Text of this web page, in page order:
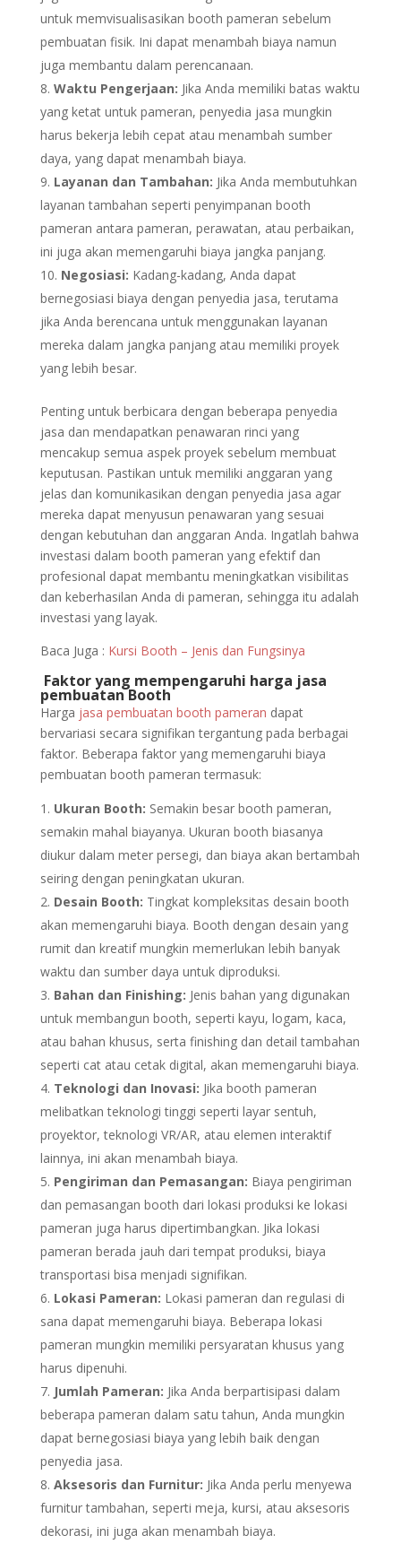
untuk memvisualisasikan booth pameran sebelum
pembuatan fisik. Ini dapat menambah biaya namun
juga membantu dalam perencanaan.
Waktu Pengerjaan: Jika Anda memiliki batas waktu
yang ketat untuk pameran, penyedia jasa mungkin
harus bekerja lebih cepat atau menambah sumber
daya, yang dapat menambah biaya.
Layanan dan Tambahan: Jika Anda membutuhkan
layanan tambahan seperti penyimpanan booth
pameran antara pameran, perawatan, atau perbaikan,
ini juga akan memengaruhi biaya jangka panjang.
Negosiasi: Kadang-kadang, Anda dapat
bernegosiasi biaya dengan penyedia jasa, terutama
jika Anda berencana untuk menggunakan layanan
mereka dalam jangka panjang atau memiliki proyek
yang lebih besar.
Penting untuk berbicara dengan beberapa penyedia
jasa dan mendapatkan penawaran rinci yang
mencakup semua aspek proyek sebelum membuat
keputusan. Pastikan untuk memiliki anggaran yang
jelas dan komunikasikan dengan penyedia jasa agar
mereka dapat menyusun penawaran yang sesuai
dengan kebutuhan dan anggaran Anda. Ingatlah bahwa
investasi dalam booth pameran yang efektif dan
profesional dapat membantu meningkatkan visibilitas
dan keberhasilan Anda di pameran, sehingga itu adalah
investasi yang layak.
Baca Juga : Kursi Booth – Jenis dan Fungsinya
Faktor yang mempengaruhi harga jasa
pembuatan Booth
Harga jasa pembuatan booth pameran dapat
bervariasi secara signifikan tergantung pada berbagai
faktor. Beberapa faktor yang memengaruhi biaya
pembuatan booth pameran termasuk:
Ukuran Booth: Semakin besar booth pameran,
semakin mahal biayanya. Ukuran booth biasanya
diukur dalam meter persegi, dan biaya akan bertambah
seiring dengan peningkatan ukuran.
Desain Booth: Tingkat kompleksitas desain booth
akan memengaruhi biaya. Booth dengan desain yang
rumit dan kreatif mungkin memerlukan lebih banyak
waktu dan sumber daya untuk diproduksi.
Bahan dan Finishing: Jenis bahan yang digunakan
untuk membangun booth, seperti kayu, logam, kaca,
atau bahan khusus, serta finishing dan detail tambahan
seperti cat atau cetak digital, akan memengaruhi biaya.
Teknologi dan Inovasi: Jika booth pameran
melibatkan teknologi tinggi seperti layar sentuh,
proyektor, teknologi VR/AR, atau elemen interaktif
lainnya, ini akan menambah biaya.
Pengiriman dan Pemasangan: Biaya pengiriman
dan pemasangan booth dari lokasi produksi ke lokasi
pameran juga harus dipertimbangkan. Jika lokasi
pameran berada jauh dari tempat produksi, biaya
transportasi bisa menjadi signifikan.
Lokasi Pameran: Lokasi pameran dan regulasi di
sana dapat memengaruhi biaya. Beberapa lokasi
pameran mungkin memiliki persyaratan khusus yang
harus dipenuhi.
Jumlah Pameran: Jika Anda berpartisipasi dalam
beberapa pameran dalam satu tahun, Anda mungkin
dapat bernegosiasi biaya yang lebih baik dengan
penyedia jasa.
Aksesoris dan Furnitur: Jika Anda perlu menyewa
furnitur tambahan, seperti meja, kursi, atau aksesoris
dekorasi, ini juga akan menambah biaya.